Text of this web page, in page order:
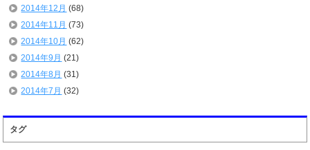
2014年12月 (68)
2014年11月 (73)
2014年10月 (62)
2014年9月 (21)
2014年8月 (31)
2014年7月 (32)
タグ